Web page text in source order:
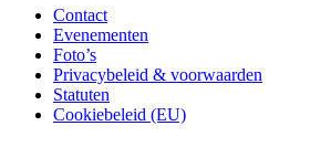
Contact
Evenementen
Foto’s
Privacybeleid & voorwaarden
Statuten
Cookiebeleid (EU)